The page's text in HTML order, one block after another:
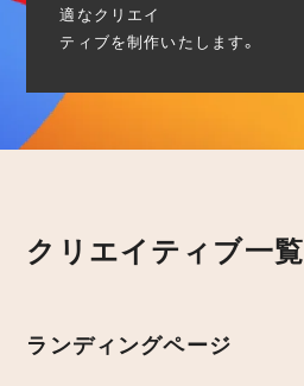
適なクリエイ
ティブを制作いたします。
クリエイティブ一覧
ランディングページ